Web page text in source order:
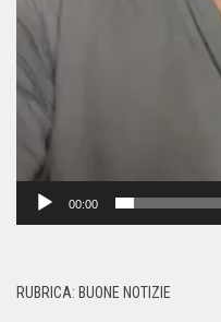
00:00
RUBRICA: BUONE NOTIZIE